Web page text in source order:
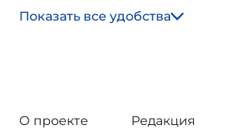
Показать все удобства
О проекте
Редакция